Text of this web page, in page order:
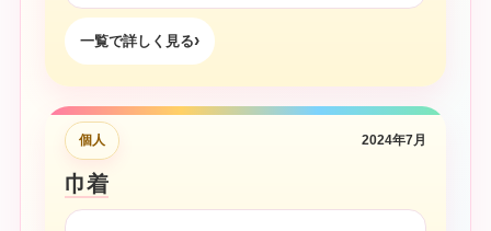
一覧で詳しく見る
個人 2024年7月
巾着